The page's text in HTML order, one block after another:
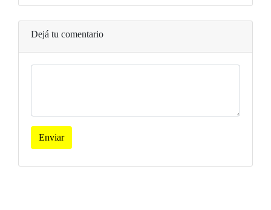
Dejá tu comentario
Enviar